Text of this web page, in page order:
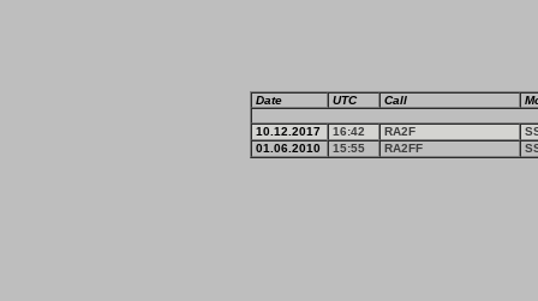
Date UTC Call
10.12.2017 16:42 RA2F
01.06.2010
15:55 RA2FF